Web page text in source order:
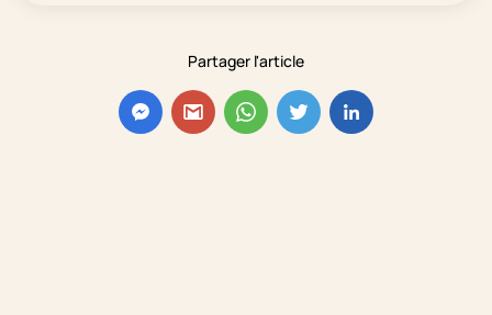
Partager l'article